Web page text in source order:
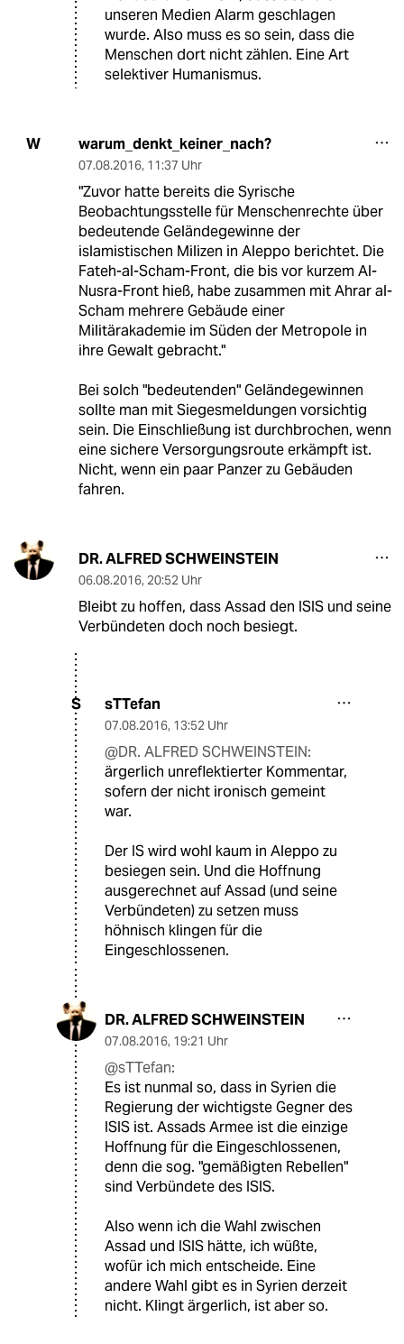
unseren Medien Alarm geschlagen
wurde. Also muss es so sein, dass die
Menschen dort nicht zählen. Eine Art
selektiver Humanismus.
W warum_denkt_keiner_nach?
07.08.2016, 11:37 Uhr
"Zuvor hatte bereits die Syrische
Beobachtungsstelle für Menschenrechte über
bedeutende Geländegewinne der
islamistischen Milizen in Aleppo berichtet. Die
Fateh-al-Scham-Front, die bis vor kurzem Al-
Nusra-Front hieß, habe zusammen mit Ahrar al-
Scham mehrere Gebäude einer
Militärakademie im Süden der Metropole in
ihre Gewalt gebracht."
Bei solch "bedeutenden" Geländegewinnen
sollte man mit Siegesmeldungen vorsichtig
sein. Die Einschließung ist durchbrochen, wenn
eine sichere Versorgungsroute erkämpft ist.
Nicht, wenn ein paar Panzer zu Gebäuden
fahren.
DR. ALFRED SCHWEINSTEIN
06.08.2016, 20:52 Uhr
Bleibt zu hoffen, dass Assad den ISIS und seine
Verbündeten doch noch besiegt.
S sTTefan
07.08.2016, 13:52 Uhr
@DR. ALFRED SCHWEINSTEIN:
ärgerlich unreflektierter Kommentar,
sofern der nicht ironisch gemeint
war.
Der IS wird wohl kaum in Aleppo zu
besiegen sein. Und die Hoffnung
ausgerechnet auf Assad (und seine
Verbündeten) zu setzen muss
höhnisch klingen für die
Eingeschlossenen.
DR. ALFRED SCHWEINSTEIN
07.08.2016, 19:21 Uhr
@sTTefan:
Es ist nunmal so, dass in Syrien die
Regierung der wichtigste Gegner des
ISIS ist. Assads Armee ist die einzige
Hoffnung für die Eingeschlossenen,
denn die sog. "gemäßigten Rebellen"
sind Verbündete des ISIS.
Also wenn ich die Wahl zwischen
Assad und ISIS hätte, ich wüßte,
wofür ich mich entscheide. Eine
andere Wahl gibt es in Syrien derzeit
nicht. Klingt ärgerlich, ist aber so.